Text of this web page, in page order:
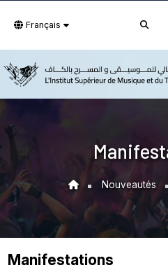
Français
Nouveautés
Manifestations